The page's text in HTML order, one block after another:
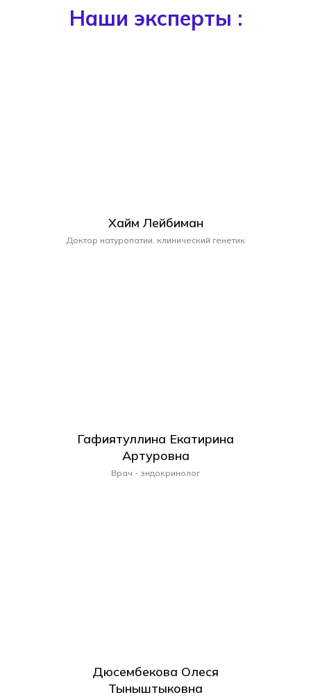
Наши эксперты :
Хайм Лейбиман
Доктор натуропатии, клинический генетик
Гафиятуллина Екатирина
Артуровна
Врач - эндокринолог
Дюсембекова Олеся
Тыныштыковна